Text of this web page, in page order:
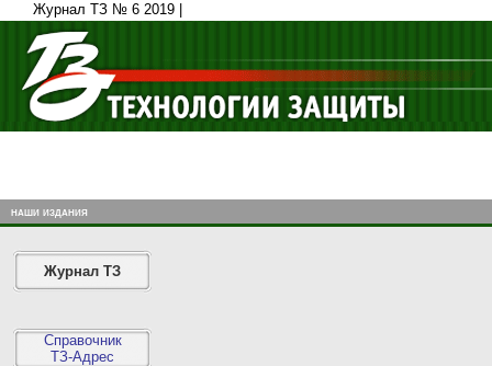
Журнал ТЗ № 6 2019 |
наши издания
Журнал ТЗ
Справочник
ТЗ-Адрес